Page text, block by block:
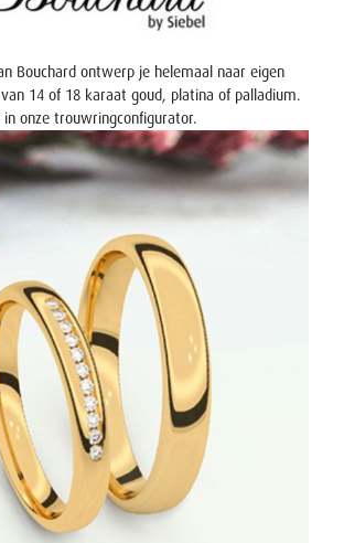
Bouchard ontwerp je helemaal naar eigen
14 of 18 karaat goud, platina of palladium.
in onze trouwringconfigurator.